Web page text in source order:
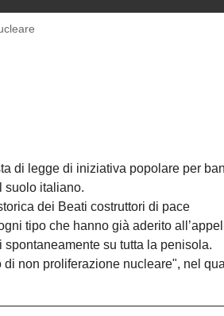
di legge di iniziativa popolare per
suolo italiano.
dei Beati costruttori di pace
tipo che hanno già aderito
su tutta la penisola.
di non proliferazione nucleare", nel